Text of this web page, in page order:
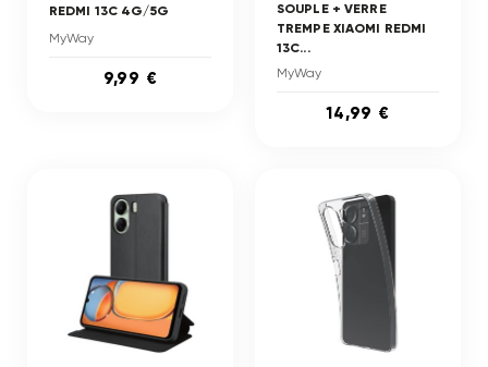
REDMI 13C 4G/5G
MyWay
9,99 €
SOUPLE + VERRE
TREMPE XIAOMI REDMI
13C...
MyWay
14,99 €